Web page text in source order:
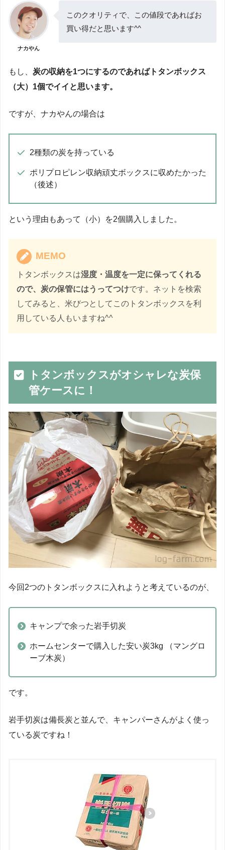
ナカやん
このクオリティで、この値段であればお
買い得だと思います^^
もし、 炭の収納を1つにするのであればトタンボックス
（大）1個でイイと思います。
ですが、ナカやんの場合は
2種類の炭を持っている
ポリプロピレン収納頑丈ボックスに収めたかった
（後述）
という理由もあって（小）を2個購入しました。
MEMO
トタンボックスは湿度・温度を一定に保ってくれる
ので、炭の保管にはうってつけです。ネットを検索
してみると、米びつとしてこのトタンボックスを利
用している人もいますね^^
トタンボックスがオシャレな炭保
管ケースに！
今回2つのトタンボックスに入れようと考えているのが、
キャンプで余った岩手切炭
ホームセンターで購入した安い炭3kg （マングロ
ーブ木炭）
です。
岩手切炭は備長炭と並んで、キャンパーさんがよく使っ
ている炭ですね！